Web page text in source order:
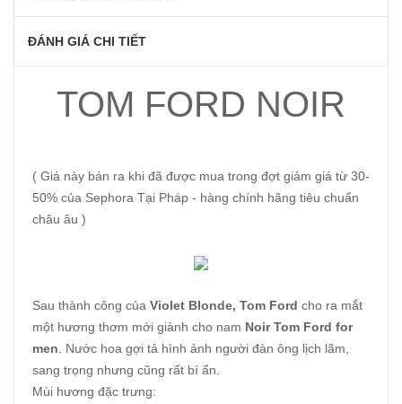
ĐÁNH GIÁ CHI TIẾT
TOM FORD NOIR
( Giá này bán ra khi đã được mua trong đợt giảm giá từ 30-
50% của Sephora Tại Pháp - hàng chính hãng tiêu chuẩn
châu âu )
Sau thành công của Violet Blonde, Tom Ford cho ra mắt
một hương thơm mới giành cho nam Noir Tom Ford for
men . Nước hoa gợi tả hình ảnh người đàn ông lịch lãm,
sang trọng nhưng cũng rất bí ẩn.
Mùi hương đặc trưng: